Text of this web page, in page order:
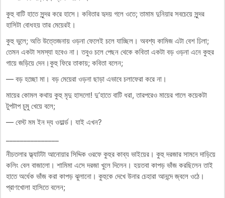
কুহু বাটি হাতে সুন্দর করে হাসে। কবিতার হৃদয় গলে ওতে; তামাম দুনিয়ার সবচেয়ে সুন্দর
হাসিটা বোধহয় তার মেয়েরই।
কুহু ভুলে; অতি উত্তেজনায় ওড়না ফেলেই চলে যাচ্ছিল। অবশ্য কামিজ এটা বেশ ঢিলা;
তেমন একটা সমস্যা হবেও না। তবুও চলে পেছন থেকে কবিতা একটা বড় ওড়না এনে কুহুর
গায়ে জড়িয়ে দেন।কুহু ফিরে তাকায়; কবিতা বলেন;
— বড় হচ্ছো মা। বড় মেয়েরা ওড়না ছাড়া এভাবে চলাফেরা করে না।
মায়ের কোমল কথায় কুহু মৃদু হাসলো! দু’হাতে বাটি ধরা, তারপরেও মায়ের গালে কয়েকটা
টুপটাপ চুমু খেয়ে বলে;
— বেস্ট মম ইন দ্য ওয়ার্ল্ড। যাই এখন?
নীচতলার ফ্ল্যাটটা আনোয়ার সিদ্দিক ওরফে কুহুর কাব্য ভাইয়ের। কুহু দরজার সামনে দাড়িয়ে
কলিং বেল বাজালো। শামিমা এসে দরজা খুলে দিলেন। হয়তবা কাপড় ভাঁজ করছিলেন তাই
হাতে অর্ধেক ভাঁজ করা কাপড় ঝুলানো। কুহুকে দেখে উনার চেহারা আনন্দে জ্বলে ওঠে।
প্রাণখোলা হাসিতে বলেন;